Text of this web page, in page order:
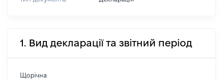
1. Вид декларації та звітний період
Щорічна